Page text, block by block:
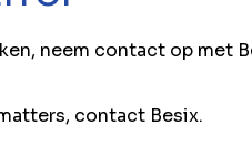
neem contact op met
contact Besix.